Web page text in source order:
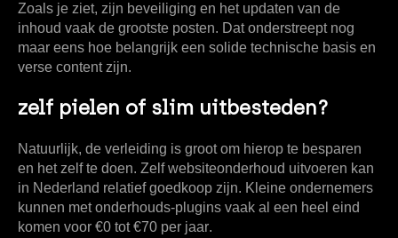
Zoals je ziet, zijn beveiliging en het updaten van de
inhoud vaak de grootste posten. Dat onderstreept nog
maar eens hoe belangrijk een solide technische basis en
verse content zijn.
zelf pielen of slim uitbesteden?
Natuurlijk, de verleiding is groot om hierop te besparen
en het zelf te doen. Zelf websiteonderhoud uitvoeren kan
in Nederland relatief goedkoop zijn. Kleine ondernemers
kunnen met onderhouds-plugins vaak al een heel eind
komen voor €0 tot €70 per jaar.